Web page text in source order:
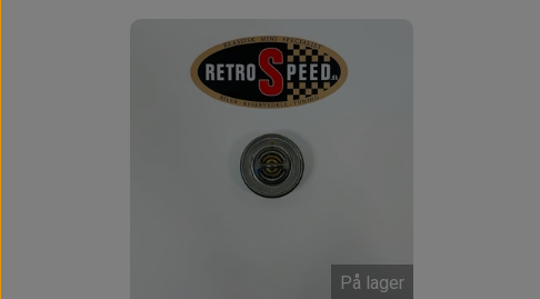
På lager